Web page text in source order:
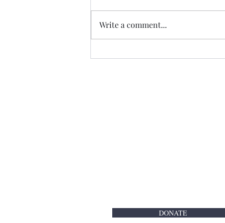
Advent Confession Schedule
Write a comment...
DONATE